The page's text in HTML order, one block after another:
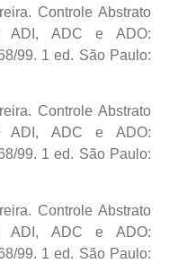
Controle Abstrato
ADI, ADC e ADO:
99. 1 ed. São Paulo:
Controle Abstrato
ADI, ADC e ADO:
99. 1 ed. São Paulo:
Controle Abstrato
ADI, ADC e ADO:
99. 1 ed. São Paulo: